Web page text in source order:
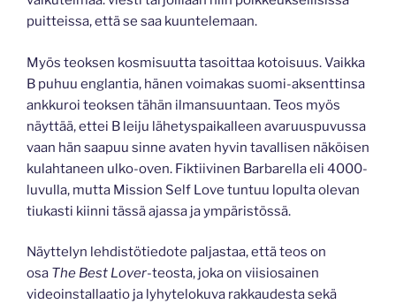
puitteissa, että se saa kuuntelemaan.
Myös teoksen kosmisuutta tasoittaa kotoisuus. Vaikka
B puhuu englantia, hänen voimakas suomi-aksenttinsa
ankkuroi teoksen tähän ilmansuuntaan. Teos myös
näyttää, ettei B leiju lähetyspaikalleen avaruuspuvussa
vaan hän saapuu sinne avaten hyvin tavallisen näköisen
kulahtaneen ulko-oven. Fiktiivinen Barbarella eli 4000-
luvulla, mutta Mission Self Love tuntuu lopulta olevan
tiukasti kiinni tässä ajassa ja ympäristössä.
Näyttelyn lehdistötiedote paljastaa, että teos on
osa The Best Lover-teosta, joka on viisiosainen
videoinstallaatio ja lyhytelokuva rakkaudesta sekä